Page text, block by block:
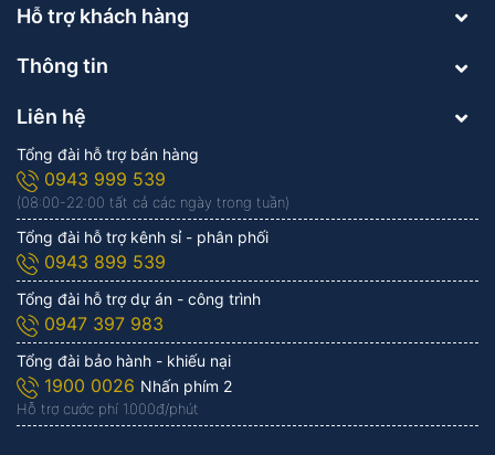
Hỗ trợ khách hàng
Thông tin
Liên hệ
Tổng đài hỗ trợ bán hàng
0943 999 539
(08:00-22:00 tất cả các ngày trong tuần)
Tổng đài hỗ trợ kênh sỉ - phân phối
0943 899 539
Tổng đài hỗ trợ dự án - công trình
0947 397 983
Tổng đài bảo hành - khiếu nại
1900 0026 Nhấn phím 2
Hỗ trợ cước phí 1.000đ/phút